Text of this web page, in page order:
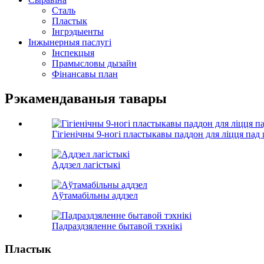
Сталь
Пластык
Інгрэдыенты
Інжынерныя паслугі
Інспекцыя
Прамысловы дызайн
Фінансавы план
Рэкамендаваныя тавары
Гігіенічны 9-ногі пластыкавы паддон для ліцця пад
Аддзел лагістыкі
Аўтамабільны аддзел
Падраздзяленне бытавой тэхнікі
Пластык